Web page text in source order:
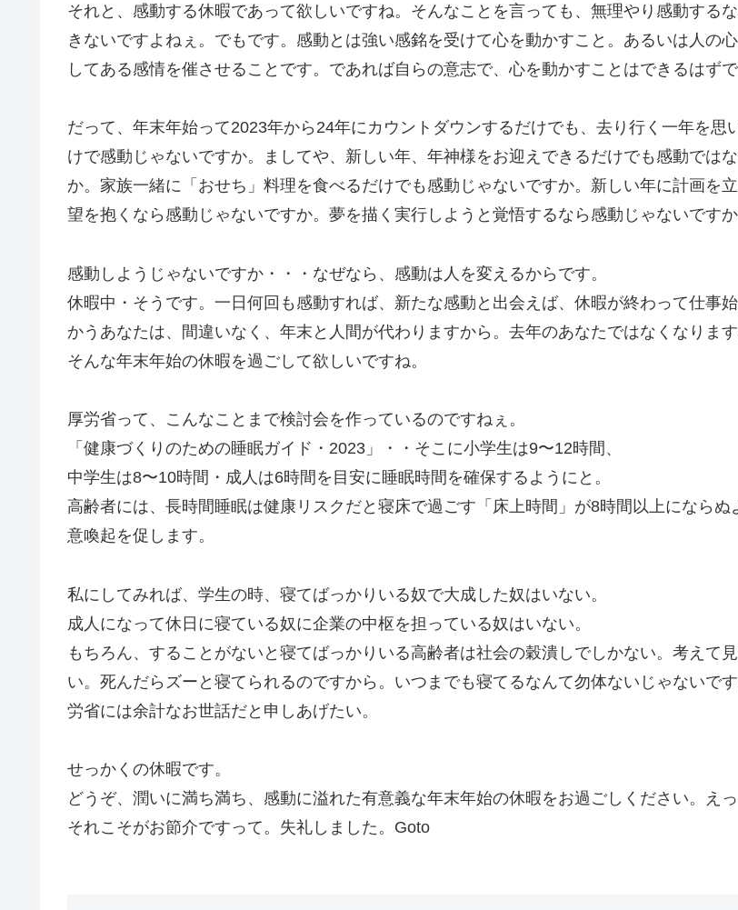
それと、感動する休暇であって欲しいですね。そんなことを言っても、無理やり感動する
きないですよねぇ。でもです。感動とは強い感銘を受けて心を動かすこと。あるいは人の
してある感情を催させることです。であれば自らの意志で、心を動かすことはできるはずで
だって、年末年始って2023年から24年にカウントダウンするだけでも、去り行く一年を思
けで感動じゃないですか。ましてや、新しい年、年神様をお迎えできるだけでも感動では
か。家族一緒に「おせち」料理を食べるだけでも感動じゃないですか。新しい年に計画を
望を抱くなら感動じゃないですか。夢を描く実行しようと覚悟するなら感動じゃないですか
感動しようじゃないですか・・・なぜなら、感動は人を変えるからです。
休暇中・そうです。一日何回も感動すれば、新たな感動と出会えば、休暇が終わって仕事
かうあなたは、間違いなく、年末と人間が代わりますから。去年のあなたではなくなります
そんな年末年始の休暇を過ごして欲しいですね。
厚労省って、こんなことまで検討会を作っているのですねぇ。
「健康づくりのための睡眠ガイド・2023」・・そこに小学生は9〜12時間、
中学生は8〜10時間・成人は6時間を目安に睡眠時間を確保するようにと。
高齢者には、長時間睡眠は健康リスクだと寝床で過ごす「床上時間」が8時間以上にならぬ
意喚起を促します。
私にしてみれば、学生の時、寝てばっかりいる奴で大成した奴はいない。
成人になって休日に寝ている奴に企業の中枢を担っている奴はいない。
もちろん、することがないと寝てばっかりいる高齢者は社会の穀潰しでしかない。考えて
い。死んだらズーと寝てられるのですから。いつまでも寝てるなんて勿体ないじゃないで
労省には余計なお世話だと申しあげたい。
せっかくの休暇です。
どうぞ、潤いに満ち満ち、感動に溢れた有意義な年末年始の休暇をお過ごしください。えっ
それこそがお節介ですって。失礼しました。Goto